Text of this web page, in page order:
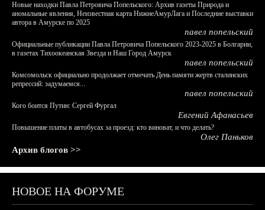
Новые находки Павла Петровича Попельского: Архив газеты Природа и
аномальные явления, Неизвестная карта НижнеАмурЛага и Последние выставки
автора в Амурске по 2025
павел попельский
Официальные публикации Павла Петровича Попельского 2023-2025 в Болгарии,
в газетах Тихоокеанская Звезда и Наш Город Амурск
павел попельский
Комсомольск официально продолжает отмечать День памяти жертв сталинских
репрессий: задумаемся...
павел попельский
Кого боится Путин: Сергей Фургал
Евгений Афанасьев
Повышение платы в автобусах за проезд: кто виноват, и что делать?
Олег Паньков
Архив блогов >>
НОВОЕ НА ФОРУМЕ